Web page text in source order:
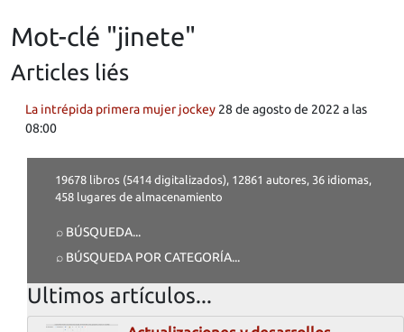
Mot-clé "jinete"
Articles liés
La intrépida primera mujer jockey 28 de agosto de 2022 a las
08:00
19678 libros (5414 digitalizados), 12861 autores, 36 idiomas,
458 lugares de almacenamiento
⌕ BÚSQUEDA...
⌕ BÚSQUEDA POR CATEGORÍA...
Ultimos artículos...